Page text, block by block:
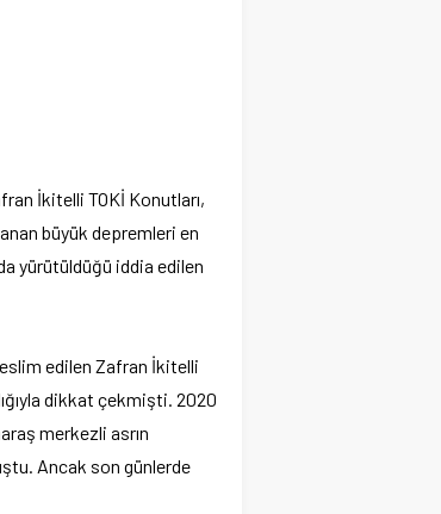
İkitelli TOKİ Konutları,
büyük depremleri en
yürütüldüğü iddia edilen
edilen Zafran İkitelli
dikkat çekmişti. 2020
merkezli asrın
Ancak son günlerde